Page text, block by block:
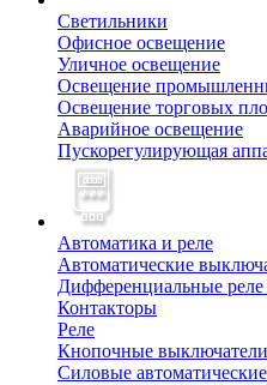
Светильники
Офисное освещение
Уличное освещение
Освещение
Освещение торговых
Аварийное освещение
Пускорегулирующая
Автоматика и реле
Автоматические
Дифференциальные
Контакторы
Реле
Кнопочные выключатели
Силовые